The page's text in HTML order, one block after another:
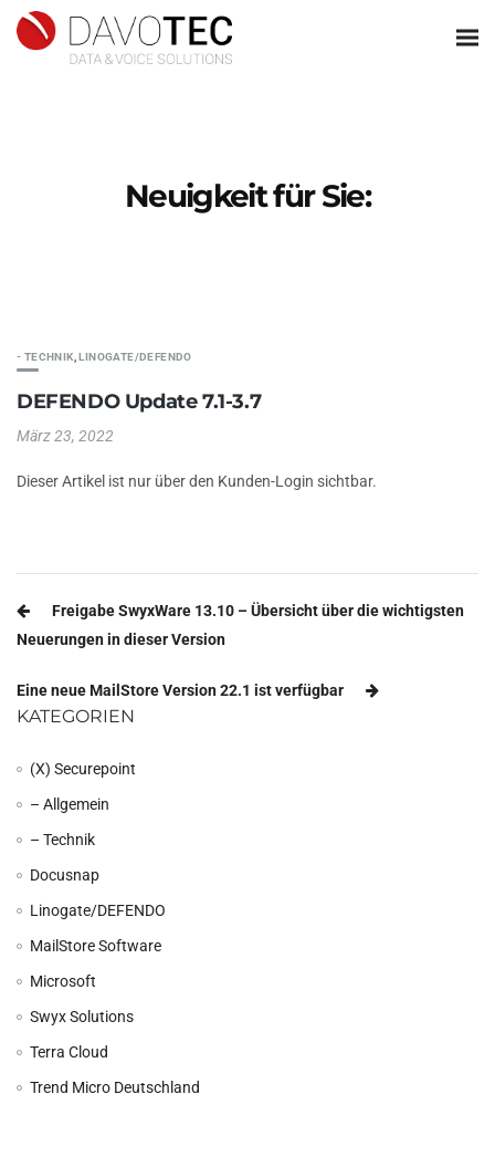
Neuigkeit für Sie:
- TECHNIK ,LINOGATE/DEFENDO
DEFENDO Update 7.1-3.7
März 23, 2022
Dieser Artikel ist nur über den Kunden-Login sichtbar.
Beitragsnavigation
Freigabe SwyxWare 13.10 – Übersicht über die wichtigsten
Neuerungen in dieser Version
Eine neue MailStore Version 22.1 ist verfügbar
KATEGORIEN
(X) Securepoint
– Allgemein
– Technik
Docusnap
Linogate/DEFENDO
MailStore Software
Microsoft
Swyx Solutions
Terra Cloud
Trend Micro Deutschland